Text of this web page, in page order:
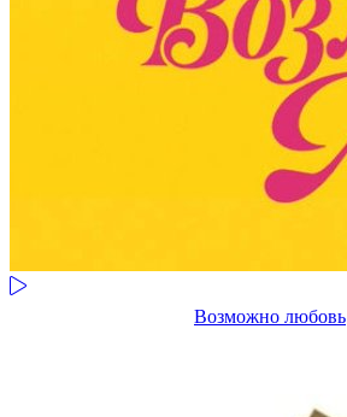
Возможно любовь